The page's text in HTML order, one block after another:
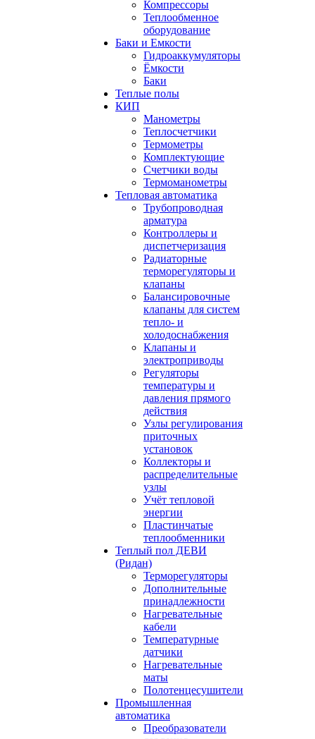
Компрессоры
Теплообменное
оборудование
Баки и Емкости
Гидроаккумуляторы
Ёмкости
Баки
Теплые полы
КИП
Манометры
Теплосчетчики
Термометры
Комплектующие
Счетчики воды
Термоманометры
Тепловая автоматика
Трубопроводная
арматура
Контроллеры и
диспетчеризация
Радиаторные
терморегуляторы и
клапаны
Балансировочные
клапаны для систем
тепло- и
холодоснабжения
Клапаны и
электроприводы
Регуляторы
температуры и
давления прямого
действия
Узлы регулирования
приточных
установок
Коллекторы и
распределительные
узлы
Учёт тепловой
энергии
Пластинчатые
теплообменники
Теплый пол ДЕВИ
(Ридан)
Терморегуляторы
Дополнительные
принадлежности
Нагревательные
кабели
Температурные
датчики
Нагревательные
маты
Полотенцесушители
Промышленная
автоматика
Преобразователи